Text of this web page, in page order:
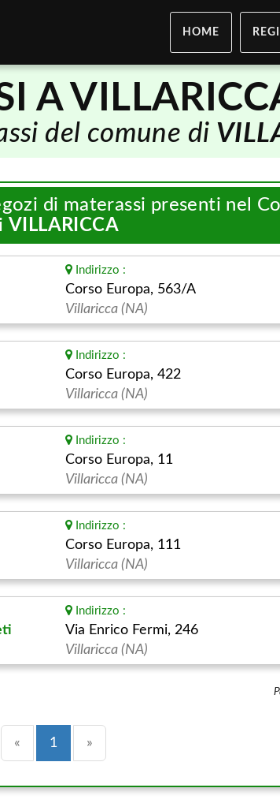
HOME
A
del comune di
di materassi presenti nel
VILLARICCA
Indirizzo :
Corso Europa, 563/A
Villaricca (NA)
Indirizzo :
Corso Europa, 422
Villaricca (NA)
Indirizzo :
Corso Europa, 11
Villaricca (NA)
Indirizzo :
Corso Europa, 111
Villaricca (NA)
Indirizzo :
Via Enrico Fermi, 246
Villaricca (NA)
« Precedente
1 (current)
»